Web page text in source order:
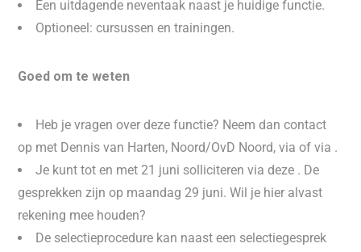
Een uitdagende neventaak naast je huidige functie.
Optioneel: cursussen en trainingen.
Goed om te weten
Heb je vragen over deze functie? Neem dan contact
op met Dennis van Harten, Noord/OvD Noord, via of via .
Je kunt tot en met 21 juni solliciteren via deze . De
gesprekken zijn op maandag 29 juni. Wil je hier alvast
rekening mee houden?
De selectieprocedure kan naast een selectiegesprek